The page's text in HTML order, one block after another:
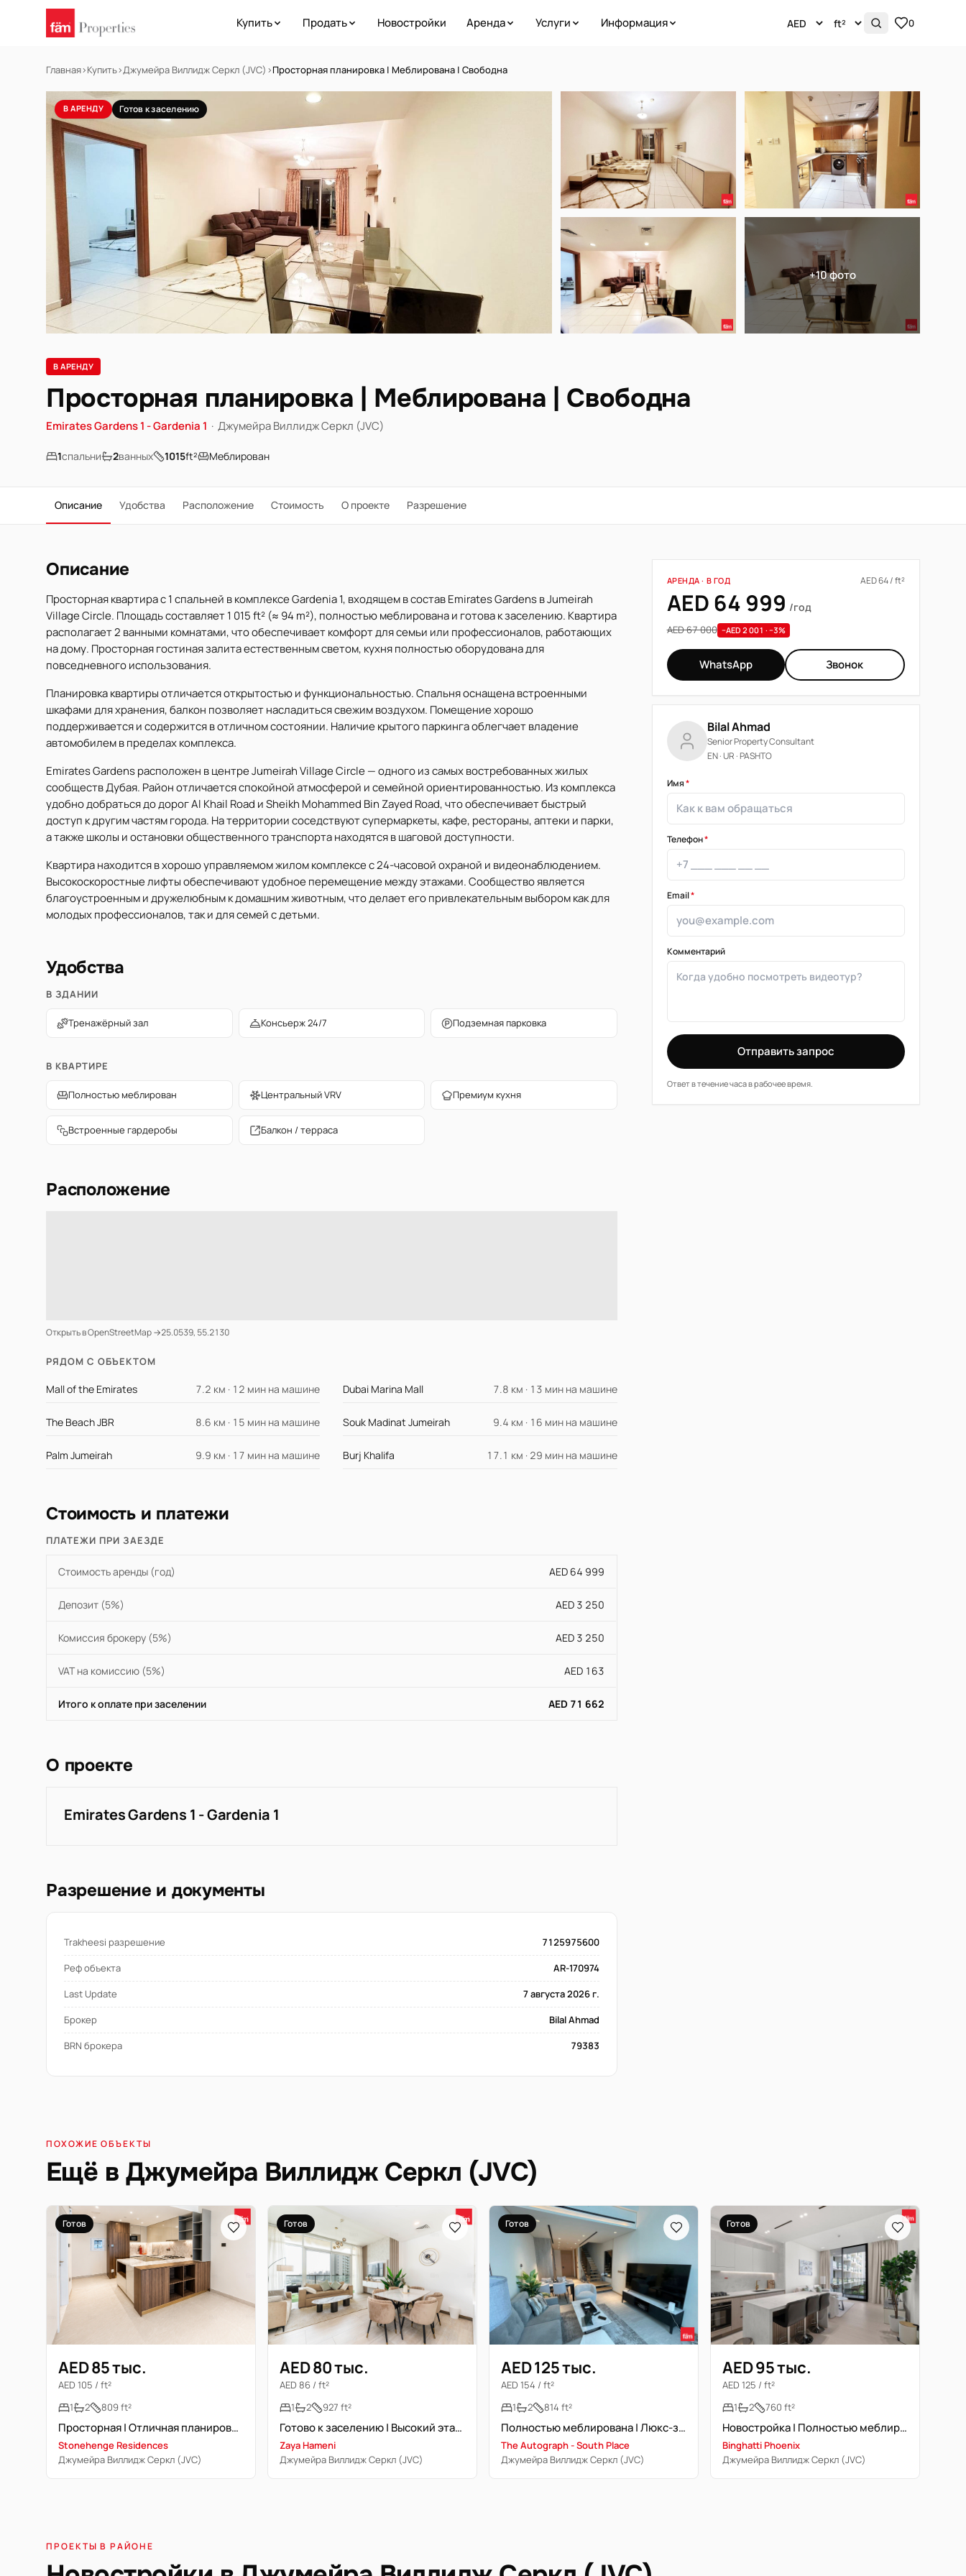
Купить Продать Новостройки Аренда Услуги Информация 0
Главная›Купить›Джумейра Виллидж Серкл (JVC) ›Просторная планировка | Меблирована | Свободна
В АРЕНДУ Готов к заселению
+10 фото
В АРЕНДУ
Просторная планировка | Меблирована | Свободна
Emirates Gardens 1 - Gardenia 1 · Джумейра Виллидж Серкл (JVC)
1спальни 2ванных 1015ft² Меблирован
Описание Удобства Расположение Стоимость О проекте Разрешение
Описание
Просторная квартира с 1 спальней в комплексе Gardenia 1, входящем в состав Emirates Gardens в Jumeirah
Village Circle. Площадь составляет 1 015 ft² (≈ 94 m²), полностью меблирована и готова к заселению. Квартира
располагает 2 ванными комнатами, что обеспечивает комфорт для семьи или профессионалов, работающих
на дому. Просторная гостиная залита естественным светом, кухня полностью оборудована для
повседневного использования.
Планировка квартиры отличается открытостью и функциональностью. Спальня оснащена встроенными
шкафами для хранения, балкон позволяет насладиться свежим воздухом. Помещение хорошо
поддерживается и содержится в отличном состоянии. Наличие крытого паркинга облегчает владение
автомобилем в пределах комплекса.
Emirates Gardens расположен в центре Jumeirah Village Circle — одного из самых востребованных жилых
сообществ Дубая. Район отличается спокойной атмосферой и семейной ориентированностью. Из комплекса
удобно добраться до дорог Al Khail Road и Sheikh Mohammed Bin Zayed Road, что обеспечивает быстрый
доступ к другим частям города. На территории соседствуют супермаркеты, кафе, рестораны, аптеки и парки,
а также школы и остановки общественного транспорта находятся в шаговой доступности.
Квартира находится в хорошо управляемом жилом комплексе с 24-часовой охраной и видеонаблюдением.
Высокоскоростные лифты обеспечивают удобное перемещение между этажами. Сообщество является
благоустроенным и дружелюбным к домашним животным, что делает его привлекательным выбором как для
молодых профессионалов, так и для семей с детьми.
Удобства
В ЗДАНИИ
Тренажёрный зал Консьерж 24/7 Подземная парковка
В КВАРТИРЕ
Полностью меблирован Центральный VRV Премиум кухня
Встроенные гардеробы Балкон / терраса
Расположение
Открыть в OpenStreetMap →25.0539, 55.2130
РЯДОМ С ОБЪЕКТОМ
Mall of the Emirates 7.2 км · 12 мин на машине Dubai Marina Mall 7.8 км · 13 мин на машине
The Beach JBR 8.6 км · 15 мин на машине Souk Madinat Jumeirah 9.4 км · 16 мин на машине
Palm Jumeirah 9.9 км · 17 мин на машине Burj Khalifa 17.1 км · 29 мин на машине
Стоимость и платежи
ПЛАТЕЖИ ПРИ ЗАЕЗДЕ
Стоимость аренды (год) AED 64 999
Депозит (5%) AED 3 250
Комиссия брокеру (5%) AED 3 250
VAT на комиссию (5%) AED 163
Итого к оплате при заселении AED 71 662
О проекте
Emirates Gardens 1 - Gardenia 1
Разрешение и документы
Trakheesi разрешение
7125975600
Реф объекта
AR-170974
Last Update
7 августа 2026 г.
Брокер
Bilal Ahmad
BRN брокера
79383
АРЕНДА · В ГОД AED 64 / ft²
AED 64 999 /год
AED 67 000 −AED 2 001 · −3%
WhatsApp Звонок
Bilal Ahmad
Senior Property Consultant
EN · UR · PASHTO
Имя*
Телефон*
Email*
Комментарий
Отправить запрос
Ответ в течение часа в рабочее время.
ПОХОЖИЕ ОБЪЕКТЫ
Ещё в Джумейра Виллидж Серкл (JVC)
Готов
AED 85 тыс.
AED 105 / ft²
1
2 809 ft²
Просторная | Отличная планировка | Специалист по недвижимости
Stonehenge Residences
Джумейра Виллидж Серкл (JVC)
Готов
AED 80 тыс.
AED 86 / ft²
1
2 927 ft²
Готово к заселению | Высокий этаж | Полностью меблирована
Zaya Hameni
Джумейра Виллидж Серкл (JVC)
Готов
AED 125 тыс.
AED 154 / ft²
1
2 814 ft²
Полностью меблирована | Люкс-здание | Свободна
The Autograph - South Place
Джумейра Виллидж Серкл (JVC)
Готов
AED 95 тыс.
AED 125 / ft²
1
2 760 ft²
Новостройка | Полностью меблирована | Вид на бассейн
Binghatti Phoenix
Джумейра Виллидж Серкл (JVC)
ПРОЕКТЫ В РАЙОНЕ